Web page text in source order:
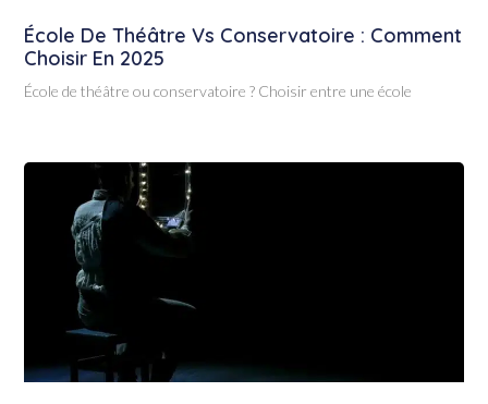
École De Théâtre Vs Conservatoire : Comment
Choisir En 2025
École de théâtre ou conservatoire ? Choisir entre une école